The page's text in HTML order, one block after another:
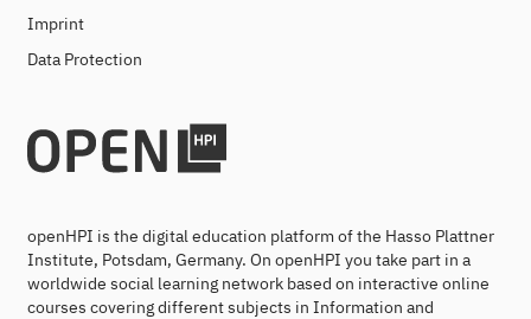
Imprint
Data Protection
openHPI is the digital education platform of the Hasso Plattner
Institute, Potsdam, Germany. On openHPI you take part in a
worldwide social learning network based on interactive online
courses covering different subjects in Information and